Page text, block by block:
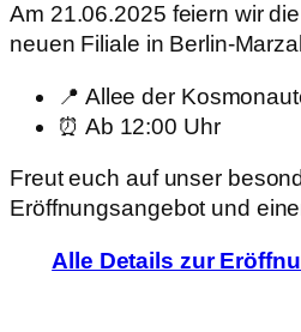
Am 21.06.2025 feiern wir
neuen Filiale in Berlin-
📍 Allee der
⏰ Ab 12:00 Uhr
Freut euch auf unser
Eröffnungsangebot und
Alle Details zur